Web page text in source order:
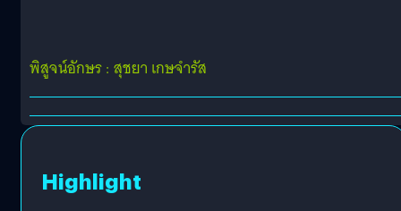
พิสูจน์อักษร : สุชยา เกษจำรัส
Highlight